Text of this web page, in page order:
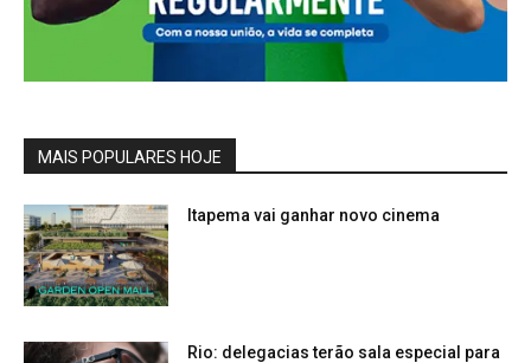
MAIS POPULARES HOJE
Itapema vai ganhar novo cinema
Rio: delegacias terão sala especial para